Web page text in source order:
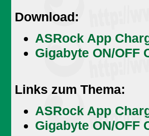
Download:
ASRock App
Gigabyte ON/OFF
Links zum Thema:
ASRock App
Gigabyte ON/OFF